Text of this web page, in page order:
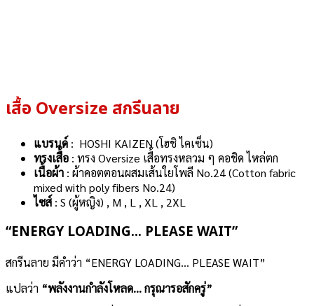
เสื้อ Oversize สกรีนลาย
แบรนด์ : HOSHI KAIZEN (โฮชิ ไคเซ็น)
ทรงเสื้อ : ทรง Oversize เสื้อทรงหลวม ๆ คอชิด ไหล่ตก
เนื้อผ้า : ผ้าคอตตอนผสมเส้นใยโพลี No.24 (Cotton fabric
mixed with poly fibers No.24)
ไซส์: S (ผู้หญิง) , M , L , XL , 2XL
“ENERGY LOADING… PLEASE WAIT”
สกรีนลาย มีคำว่า “ENERGY LOADING… PLEASE WAIT”
แปลว่า “พลังงานกำลังโหลด… กรุณารอสักครู่”